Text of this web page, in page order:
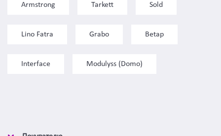
Armstrong Tarkett Sold
Lino Fatra Grabo Betap
Interface Modulyss (Domo)